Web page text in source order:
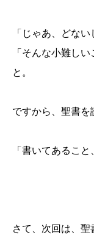
「じゃあ、どな
「そんな小難し
と。
ですから、聖書を
「書いてあるこ
さて、次回は、聖